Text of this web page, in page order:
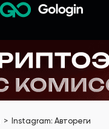
Instagram: Автореги